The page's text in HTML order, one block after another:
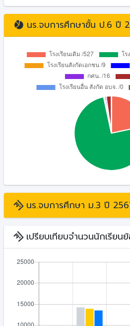
นร.จบการศึกษาขั้น ป.6 ปี
นร.จบการศึกษา ม.3 ปี
เปรียบเทียบจำนวนนักเรียน